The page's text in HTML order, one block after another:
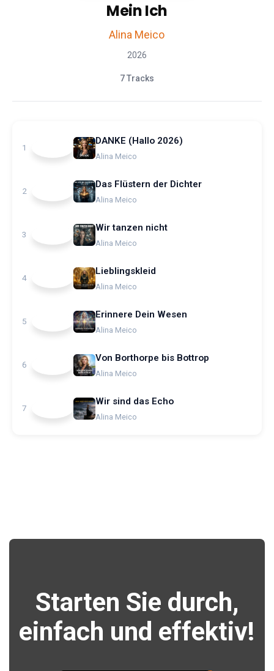
Mein Ich
Alina Meico
2026
7 Tracks
1
DANKE (Hallo 2026)
Alina Meico
2
Das Flüstern der Dichter
Alina Meico
3
Wir tanzen nicht
Alina Meico
4
Lieblingskleid
Alina Meico
5
Erinnere Dein Wesen
Alina Meico
6
Von Borthorpe bis Bottrop
Alina Meico
7
Wir sind das Echo
Alina Meico
Starten Sie durch,
einfach und effektiv!